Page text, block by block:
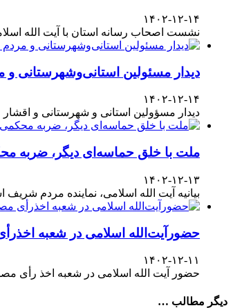
۱۴۰۲-۱۲-۱۴
نشست اصحاب رسانه استان با آیت الله
دیدار مسئولین استانی‌وشهرستانی
۱۴۰۲-۱۲-۱۴
دیدار مسؤولین استانی و شهرستانی و
ملت با خلق حماسه‌ای دیگر، ضربه
۱۴۰۲-۱۲-۱۳
بیانیه آیت الله اسلامی، نماینده مردم شریف استان قزوین در پاسداشت
حضورآیت‌الله اسلامی در شعبه
۱۴۰۲-۱۲-۱۱
حضور آیت الله اسلامی در شعبه اخذ رأی
دیگر مطالب …